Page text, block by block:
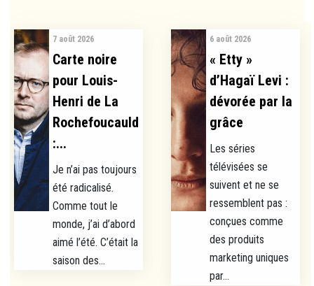
7 août 2026
Carte noire
pour Louis-
Henri de La
Rochefoucauld
:...
Je n’ai pas toujours
été radicalisé.
Comme tout le
monde, j’ai d’abord
aimé l’été. C’était la
saison des...
6 août 2026
« Etty »
d’Hagaï Levi :
dévorée par la
grâce
Les séries
télévisées se
suivent et ne se
ressemblent pas :
conçues comme
des produits
marketing uniques
par...